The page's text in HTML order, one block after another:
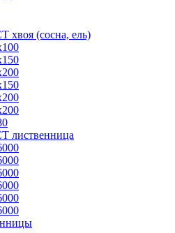
хвоя (сосна, ель)
лиственница